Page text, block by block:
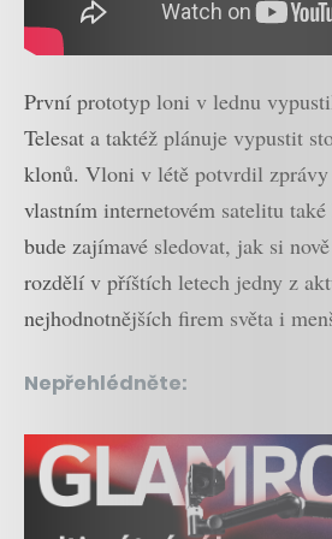
První prototyp loni v lednu
Telesat a taktéž plánuje vypustit
klonů. Vloni v létě potvrdil zprávy
vlastním internetovém satelitu
bude zajímavé sledovat, jak si
rozdělí v příštích letech jedny z
nejhodnotnějších firem světa i
Nepřehlédněte: